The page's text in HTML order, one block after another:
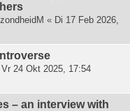
« Di 17 Feb 2026,
Vr 24 Okt 2025, 17:54
– an interview with